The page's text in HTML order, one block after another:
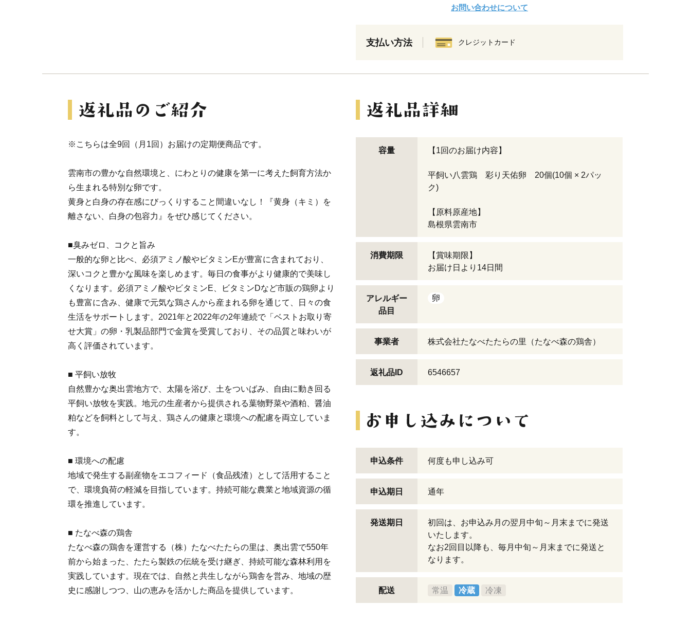
お問い合わせについて
支払い方法 クレジットカード
※こちらは全9回（月1回）お届けの定期便商品です。
雲南市の豊かな自然環境と、にわとりの健康を第一に考えた飼育方法か
ら生まれる特別な卵です。
黄身と白身の存在感にびっくりすること間違いなし！『黄身（キミ）を
離さない、白身の包容力』をぜひ感じてください。
■臭みゼロ、コクと旨み
一般的な卵と比べ、必須アミノ酸やビタミンEが豊富に含まれており、
深いコクと豊かな風味を楽しめます。毎日の食事がより健康的で美味し
くなります。必須アミノ酸やビタミンE、ビタミンDなど市販の鶏卵より
も豊富に含み、健康で元気な鶏さんから産まれる卵を通じて、日々の食
生活をサポートします。2021年と2022年の2年連続で「ベストお取り寄
せ大賞」の卵・乳製品部門で金賞を受賞しており、その品質と味わいが
高く評価されています。
■ 平飼い放牧
自然豊かな奥出雲地方で、太陽を浴び、土をついばみ、自由に動き回る
平飼い放牧を実践。地元の生産者から提供される葉物野菜や酒粕、醤油
粕などを飼料として与え、鶏さんの健康と環境への配慮を両立していま
す。
■ 環境への配慮
地域で発生する副産物をエコフィード（食品残渣）として活用すること
で、環境負荷の軽減を目指しています。持続可能な農業と地域資源の循
環を推進しています。
■ たなべ森の鶏舎
たなべ森の鶏舎を運営する（株）たなべたたらの里は、奥出雲で550年
前から始まった、たたら製鉄の伝統を受け継ぎ、持続可能な森林利用を
実践しています。現在では、自然と共生しながら鶏舎を営み、地域の歴
史に感謝しつつ、山の恵みを活かした商品を提供しています。
容量 【1回のお届け内容】
平飼い八雲鶏 彩り天佑卵 20個(10個 × 2パッ
ク)
【原料原産地】
島根県雲南市
消費期限
【賞味期限】
お届け日より14日間
アレルギー
品目
卵
事業者 株式会社たなべたたらの里（たなべ森の鶏舎）
返礼品ID 6546657
申込条件 何度も申し込み可
申込期日 通年
発送期日
初回は、お申込み月の翌月中旬～月末までに発送
いたします。
なお2回目以降も、毎月中旬～月末までに発送と
なります。
配送 常温 冷蔵 冷凍